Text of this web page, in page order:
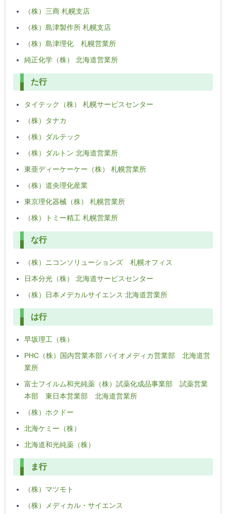
（株）三商 札幌支店
（株）島津製作所 札幌支店
（株）島津理化 札幌営業所
純正化学（株） 北海道営業所
た行
タイテック（株） 札幌サービスセンター
（株）タナカ
（株）ダルテック
（株）ダルトン 北海道営業所
東亜ディーケーケー（株） 札幌営業所
（株）道央理化産業
東京理化器械（株） 札幌営業所
（株）トミー精工 札幌営業所
な行
（株）ニコンソリューションズ 札幌オフィス
日本分光（株） 北海道サービスセンター
（株）日本メデカルサイエンス 北海道営業所
は行
早坂理工（株）
PHC（株）国内営業本部 バイオメディカ営業部 北海道営
業所
富士フイルム和光純薬（株）試薬化成品事業部 試薬営業
本部 東日本営業部 北海道営業所
（株）ホクドー
北海ケミー（株）
北海道和光純薬（株）
ま行
（株）マツモト
（株）メディカル・サイエンス